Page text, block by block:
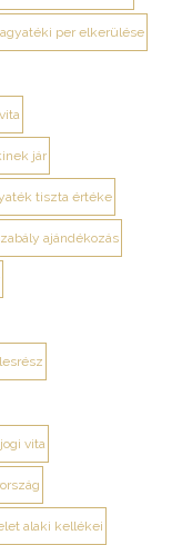
per elkerülése
jár
tiszta értéke
ajándékozás
vita
alaki kellékei